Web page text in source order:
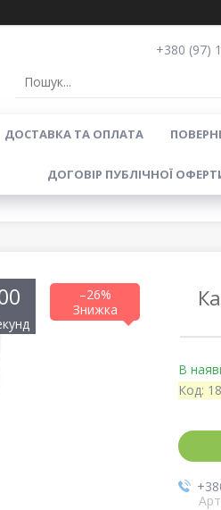
+380 (97)
ДОСТАВКА ТА ОПЛАТА
ДОГОВІР ПУБЛІЧНОЇ
–26%
0
В
Код: